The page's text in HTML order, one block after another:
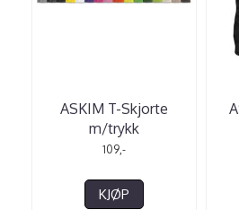
ASKIM T-Skjorte
m/trykk
109,-
KJØP